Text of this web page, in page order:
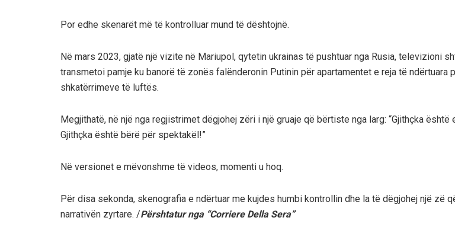
Por edhe skenarët më të kontrolluar mund të dështojnë.
Në mars 2023, gjatë një vizite në Mariupol, qytetin ukrainas të pushtuar nga Rusia, televizioni
transmetoi pamje ku banorë të zonës falënderonin Putinin për apartamentet e reja të ndërtuara
shkatërrimeve të luftës.
Megjithatë, në një nga regjistrimet dëgjohej zëri i një gruaje që bërtiste nga larg: “Gjithçka është
Gjithçka është bërë për spektakël!”
Në versionet e mëvonshme të videos, momenti u hoq.
Për disa sekonda, skenografia e ndërtuar me kujdes humbi kontrollin dhe la të dëgjohej një zë
narrativën zyrtare. /Përshtatur nga “Corriere Della Sera”